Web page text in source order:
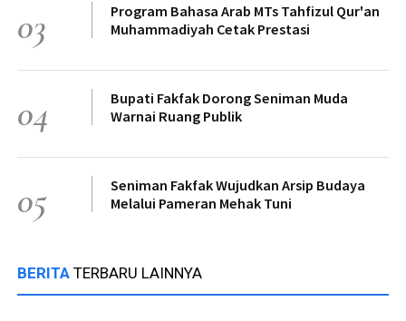
03
Program Bahasa Arab MTs Tahfizul Qur'an
Muhammadiyah Cetak Prestasi
04
Bupati Fakfak Dorong Seniman Muda
Warnai Ruang Publik
05
Seniman Fakfak Wujudkan Arsip Budaya
Melalui Pameran Mehak Tuni
BERITA TERBARU LAINNYA